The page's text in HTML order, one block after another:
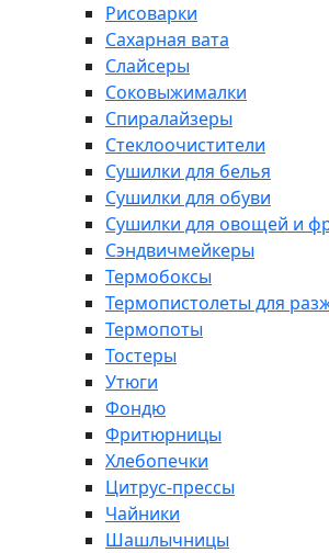
Рисоварки
Сахарная вата
Слайсеры
Соковыжималки
Спиралайзеры
Стеклоочистители
Сушилки для белья
Сушилки для обуви
Сушилки для овощей и
Сэндвичмейкеры
Термобоксы
Термопистолеты для
Термопоты
Тостеры
Утюги
Фондю
Фритюрницы
Хлебопечки
Цитрус-прессы
Чайники
Шашлычницы